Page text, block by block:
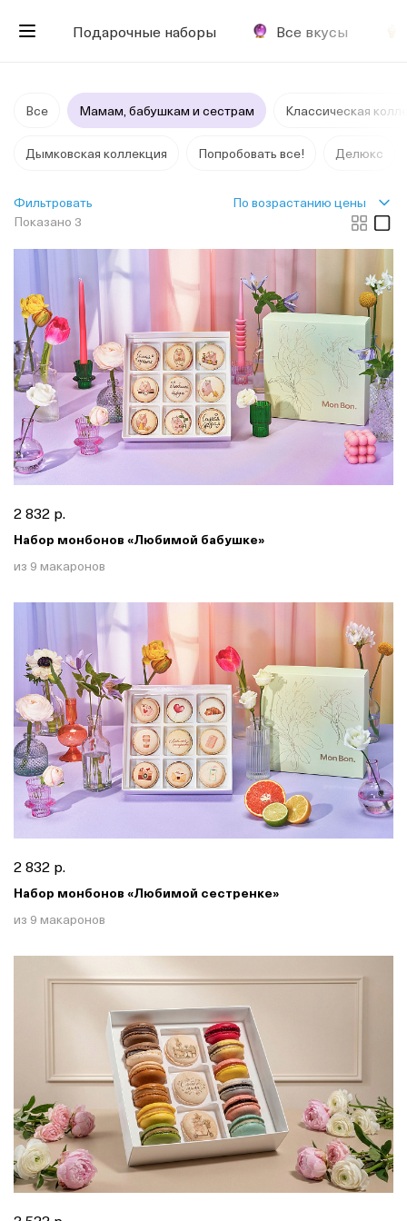
Подарочные наборы Все вкусы
Все Мамам, бабушкам и сестрам Классическая
Дымковская коллекция Попробовать все! Делюкс
Показано 3
Фильтровать По возрастанию цены
2 832 р.
Набор монбонов «Любимой бабушке»
из 9 макаронов
2 832 р.
Набор монбонов «Любимой сестренке»
из 9 макаронов